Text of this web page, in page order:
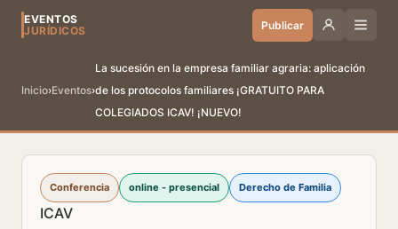
EVENTOS
JURÍDICOS
Publicar
Inicio›Eventos›
La sucesión en la empresa familiar agraria: aplicación
de los protocolos familiares ¡GRATUITO PARA
COLEGIADOS ICAV! ¡NUEVO!
Conferencia online - presencial Derecho de Familia
ICAV